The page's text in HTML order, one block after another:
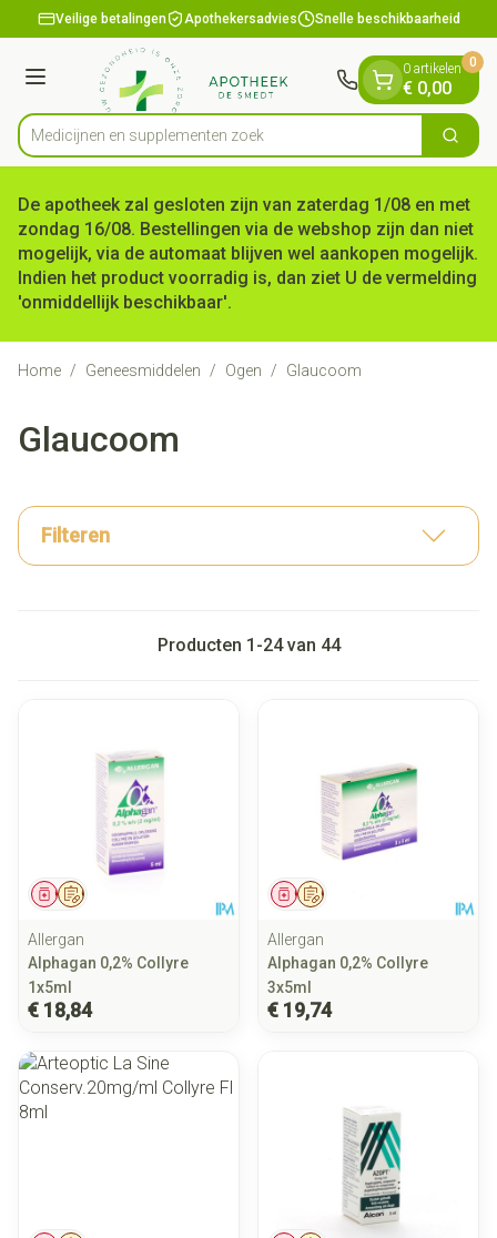
Ga naar de inhoud
1 van 1Veilige betalingen Apothekersadvies Snelle beschikbaarheid
Menu
Product, merk, categorie...
Medicijnen en Zoek
0 artikelen
€ 0,00
0
De apotheek zal gesloten zijn van zaterdag 1/08 en met
zondag 16/08. Bestellingen via de webshop zijn dan niet
mogelijk, via de automaat blijven wel aankopen mogelijk.
Indien het product voorradig is, dan ziet U de vermelding
'onmiddellijk beschikbaar'.
Home / Geneesmiddelen / Ogen / Glaucoom
Glaucoom
Filteren
Producten 1 -24van 44
Op voorschrift
Geneesmiddel
Allergan
Alphagan 0,2% Collyre
1x5ml
€ 18,84
Op voorschrift
Geneesmiddel
Allergan
Alphagan 0,2% Collyre
3x5ml
€ 19,74